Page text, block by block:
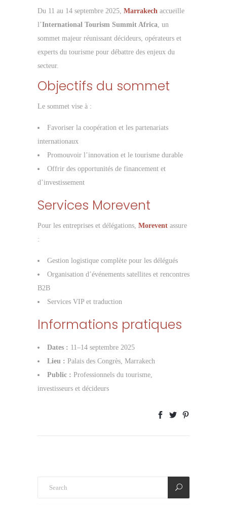
Du 11 au 14 septembre 2025, Marrakech accueille
l’International Tourism Summit Africa, un
sommet majeur réunissant décideurs, opérateurs et
experts du tourisme pour débattre des enjeux du
secteur.
Objectifs du sommet
Le sommet vise à :
Favoriser la coopération et les partenariats
internationaux
Promouvoir l’innovation et le tourisme durable
Offrir des opportunités de financement et
d’investissement
Services Morevent
Pour les entreprises et délégations, Morevent assure
:
Gestion logistique complète pour les délégués
Organisation d’événements satellites et rencontres
B2B
Services VIP et traduction
Informations pratiques
Dates : 11–14 septembre 2025
Lieu : Palais des Congrès, Marrakech
Public : Professionnels du tourisme,
investisseurs et décideurs